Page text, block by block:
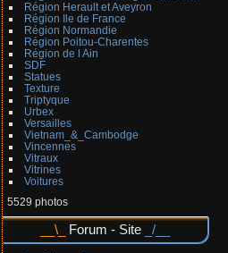
Région Herault et Aveyron
Région Ile de France
Région Normandie
Région Poitou-Charentes
Région de l Ain
SDF
Statues
Texture
Triptyque
Urbex
Versailles
Vietnam_&_Cambodge
Vincennes
Vitraux
Vitrines
Voitures
5529 photos
Forum - Site